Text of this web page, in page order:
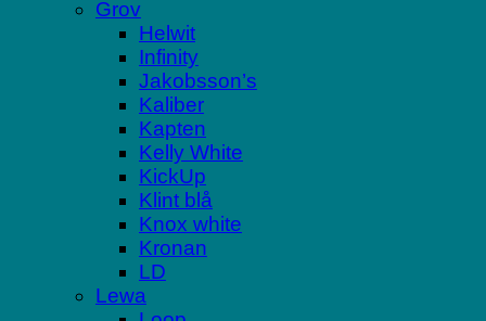
Grov
Helwit
Infinity
Jakobsson’s
Kaliber
Kapten
Kelly White
KickUp
Klint blå
Knox white
Kronan
LD
Lewa